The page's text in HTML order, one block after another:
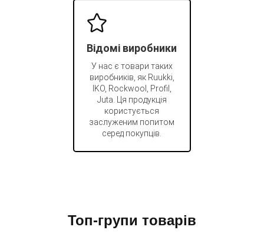
Відомі виробники
У нас є товари таких
виробників, як Ruukki,
IKO, Rockwool, Profil,
Juta. Ця продукція
користується
заслуженим попитом
серед покупців.
Топ-групи товарів